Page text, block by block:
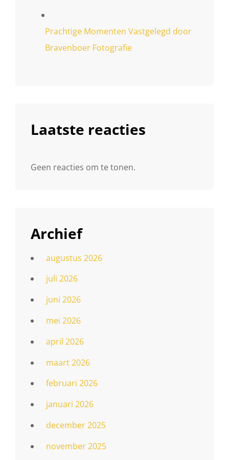
Prachtige Momenten Vastgelegd door
Bravenboer Fotografie
Laatste reacties
Geen reacties om te tonen.
Archief
augustus 2026
juli 2026
juni 2026
mei 2026
april 2026
maart 2026
februari 2026
januari 2026
december 2025
november 2025